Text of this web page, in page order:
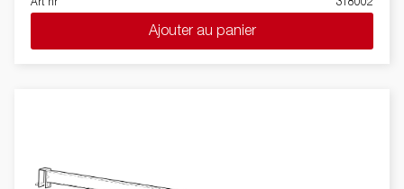
Art nr 318002
Ajouter au panier